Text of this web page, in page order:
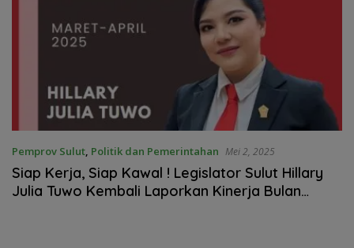
Pemprov Sulut, Politik dan Pemerintahan Mei 2, 2025
Siap Kerja, Siap Kawal ! Legislator Sulut Hillary
Julia Tuwo Kembali Laporkan Kinerja Bulan